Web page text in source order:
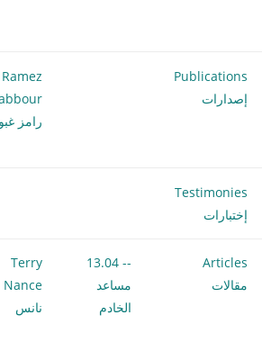
Publications
إصدارات
Ramez
رامز
Testimonies
إختبارات
Articles
مقالات
-- 13.04
مساعد
الخادم
Terry
نانس